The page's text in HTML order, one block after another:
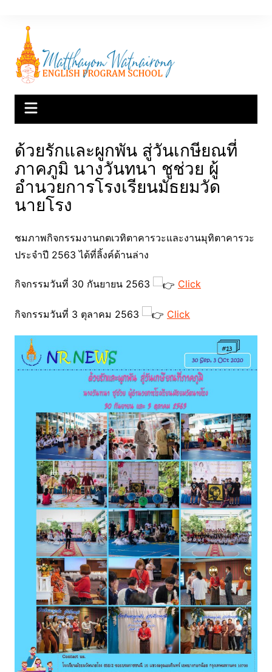
content
ด้วยรักและผูกพัน สู่วันเกษียณที่
ภาคภูมิ นางวันทนา ชูช่วย ผู้
อำนวยการโรงเรียนมัธยมวัด
นายโรง
ชมภาพกิจกรรมงานกตเวทิตาคารวะและงานมุทิตาคารวะ
ประจำปี 2563 ได้ที่ลิ้งค์ด้านล่าง
กิจกรรมวันที่ 30 กันยายน 2563 Click
กิจกรรมวันที่ 3 ตุลาคม 2563 Click